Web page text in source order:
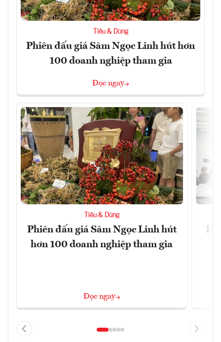
Tiêu & Dùng
Phiên đấu giá Sâm Ngọc Linh hút hơn
100 doanh nghiệp tham gia
Đọc ngay
Tiêu & Dùng
Phiên đấu giá Sâm Ngọc Linh hút
hơn 100 doanh nghiệp tham gia
Đọc ngay